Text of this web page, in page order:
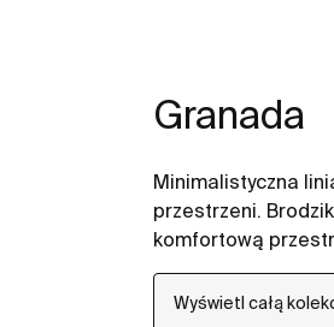
Granada
Minimalistyczna
przestrzeni.
komfortową
Wyświetl całą